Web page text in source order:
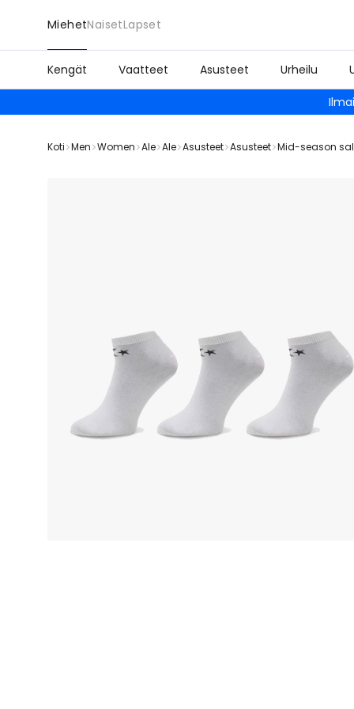
MiehetNaisetLapset
Kengät Vaatteet Asusteet Urheilu
Koti Men Women Ale Ale Asusteet Asusteet Mid-season